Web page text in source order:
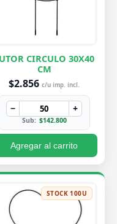
CIRCULO 30X40
CM
$2.856 c/u imp. incl.
− +
Sub: $142.800
Agregar al carrito
STOCK 100U